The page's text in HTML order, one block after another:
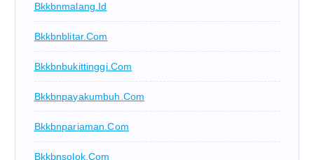
Bkkbnmalang.id
Bkkbnblitar.com
Bkkbnbukittinggi.com
Bkkbnpayakumbuh.com
Bkkbnpariaman.com
Bkkbnsolok.com